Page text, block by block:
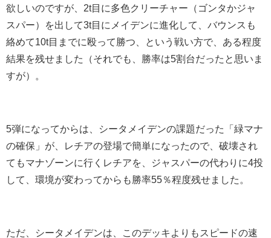
欲しいのですが、2t目に多色クリーチャー（ゴンタかジャ
スパー）を出して3t目にメイデンに進化して、バウンスも
絡めて10t目までに殴って勝つ、という戦い方で、ある程度
結果を残せました（それでも、勝率は5割台だったと思いま
すが）。
5弾になってからは、シータメイデンの課題だった「緑マナ
の確保」が、レチアの登場で簡単になったので、破壊され
てもマナゾーンに行くレチアを、ジャスパーの代わりに4投
して、環境が変わってからも勝率55％程度残せました。
ただ、シータメイデンは、このデッキよりもスピードの速